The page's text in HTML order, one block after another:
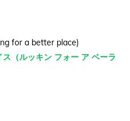
for a better place)
（ルッキン フォー ア ベーラ